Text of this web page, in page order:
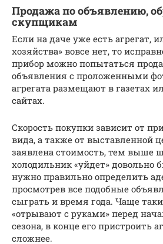
Продажа по объявлению,
скупщикам
Если на даче уже есть агрегат,
хозяйства» вовсе нет, то
прибор можно попытаться
объявления с проложенными
агрегата размещают в газетах
сайтах.
Скорость покупки зависит от
вида, а также от выставленной
заявлена стоимость, тем выше
холодильник «уйдет» довольно
нужно правильно определить
просмотрев все подобные
сыграть и время года. Чаще
«отрывают с руками» перед
сезона, в конце его пристроить
сложнее.